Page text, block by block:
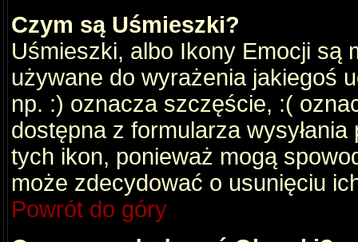
Czym są Uśmieszki?
Uśmieszki, albo Ikony Emocji są
używane do wyrażenia jakiegoś
np. :) oznacza szczęście, :(
dostępna z formularza
tych ikon, ponieważ mogą
może zdecydować o usunięciu
Powrót do góry